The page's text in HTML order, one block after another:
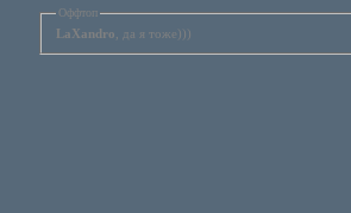
Оффтоп
LaXandro , да я тоже)))